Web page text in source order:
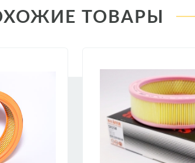
ТОВАРЫ